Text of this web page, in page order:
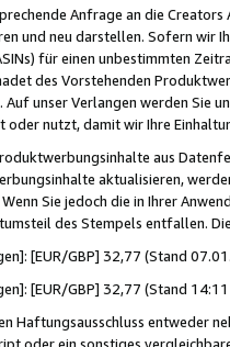
Anfrage an die
und neu darstellen. Sofern wir
für einen unbestimmten
des Vorstehenden
unser Verlangen werden Sie
nutzt, damit wir Ihre
aus
aktualisieren,
Sie jedoch die in Ihrer
des Stempels entfallen.
[EUR/GBP] 32,77 (Stand
[EUR/GBP] 32,77 (Stand
Haftungsausschluss entweder
oder ein sonstiges